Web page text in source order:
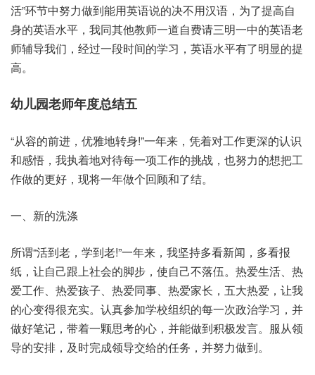
活”环节中努力做到能用英语说的决不用汉语，为了提高自
身的英语水平，我同其他教师一道自费请三明一中的英语老
师辅导我们，经过一段时间的学习，英语水平有了明显的提
高。
幼儿园老师年度总结五
“从容的前进，优雅地转身!”一年来，凭着对工作更深的认识
和感悟，我执着地对待每一项工作的挑战，也努力的想把工
作做的更好，现将一年做个回顾和了结。
一、新的洗涤
所谓“活到老，学到老!”一年来，我坚持多看新闻，多看报
纸，让自己跟上社会的脚步，使自己不落伍。热爱生活、热
爱工作、热爱孩子、热爱同事、热爱家长，五大热爱，让我
的心变得很充实。认真参加学校组织的每一次政治学习，并
做好笔记，带着一颗思考的心，并能做到积极发言。服从领
导的安排，及时完成领导交给的任务，并努力做到。